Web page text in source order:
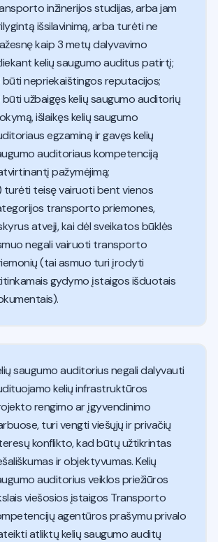
inžinerijos studijas, arba jam
išsilavinimą, arba turėti ne
kaip 3 metų dalyvavimo
kelių saugumo auditus patirtį;
būti nepriekaištingos reputacijos;
būti užbaigęs kelių saugumo auditorių
išlaikęs kelių saugumo
egzaminą ir gavęs kelių
auditoriaus kompetenciją
pažymėjimą;
turėti teisę vairuoti bent vienos
transporto priemones,
atvejį, kai dėl sveikatos būklės
negali vairuoti transporto
(tai asmuo turi įrodyti
gydymo įstaigos išduotais
saugumo auditorius negali dalyvauti
kelių infrastruktūros
rengimo ar įgyvendinimo
turi vengti viešųjų ir privačių
konflikto, kad būtų užtikrintas
ir objektyvumas. Kelių
auditorius veiklos priežiūros
viešosios įstaigos Transporto
agentūros prašymu privalo
atliktų kelių saugumo auditų